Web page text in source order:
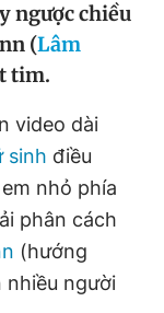
cáo
ngược chiều
(Lâm
tim.
video dài
sinh điều
nhỏ phía
phân cách
(hướng
nhiều người